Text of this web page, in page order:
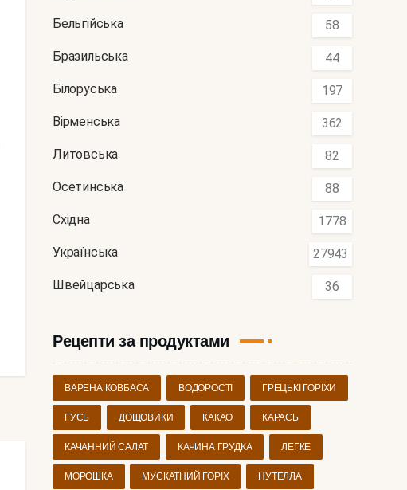
Бельгійська 58
Бразильська 44
Білоруська 197
Вірменська 362
Литовська 82
Осетинська 88
Східна 1778
Українська 27943
Швейцарська 36
Рецепти за продуктами
ВАРЕНА КОВБАСА ВОДОРОСТІ ГРЕЦЬКІ ГОРІХИ
ГУСЬ ДОЩОВИКИ КАКАО КАРАСЬ
КАЧАННИЙ САЛАТ КАЧИНА ГРУДКА ЛЕГКЕ
МОРОШКА МУСКАТНИЙ ГОРІХ НУТЕЛЛА